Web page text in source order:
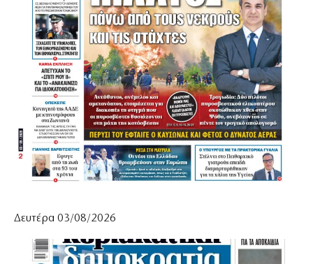
Δευτέρα 03/08/2026